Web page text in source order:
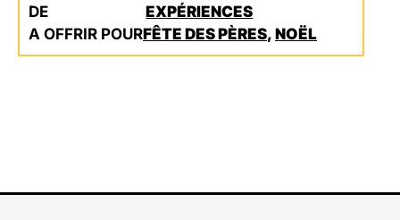
DE
EXPÉRIENCES
A OFFRIR POURFÊTE DES PÈRES, NOËL